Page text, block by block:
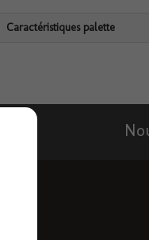
Caractéristiques palette